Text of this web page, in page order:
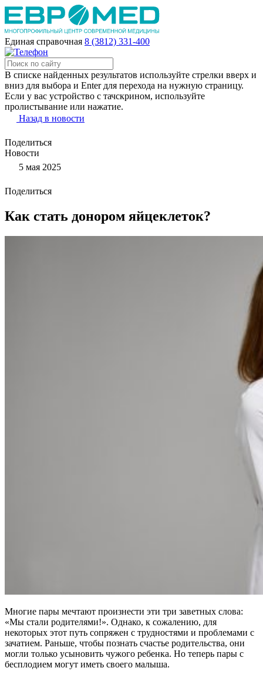
Единая справочная 8 (3812) 331-400
В списке найденных результатов используйте стрелки вверх и
вниз для выбора и Enter для перехода на нужную страницу.
Если у вас устройство с тачскрином, используйте
пролистывание или нажатие.
Назад в новости
Поделиться
Новости
5 мая 2025
Поделиться
Как стать донором яйцеклеток?
Многие пары мечтают произнести эти три заветных слова:
«Мы стали родителями!». Однако, к сожалению, для
некоторых этот путь сопряжен с трудностями и проблемами с
зачатием. Раньше, чтобы познать счастье родительства, они
могли только усыновить чужого ребенка. Но теперь пары с
бесплодием могут иметь своего малыша.